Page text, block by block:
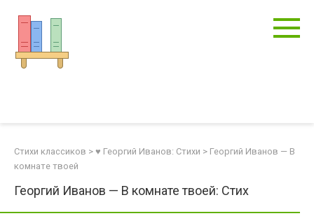
контенту
Стихи классиков > ♥ Георгий Иванов: Стихи > Георгий Иванов — В
комнате твоей
Георгий Иванов — В комнате твоей: Стих